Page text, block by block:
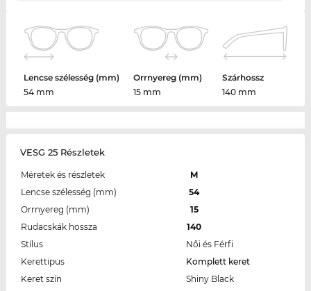
Lencse szélesség (mm)
54 mm
Orrnyereg (mm)
15 mm
Szárhossz
140 mm
VESG 25 Részletek
Méretek és részletek
M
Lencse szélesség (mm)
54
Orrnyereg (mm)
15
Rudacskák hossza
140
Stílus
Női és Férfi
Kerettipus
Komplett keret
Keret szín
Shiny Black